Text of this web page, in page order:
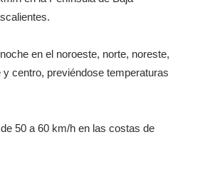
en el noroeste, norte, noreste,
centro, previéndose temperaturas
50 a 60 km/h en las costas de